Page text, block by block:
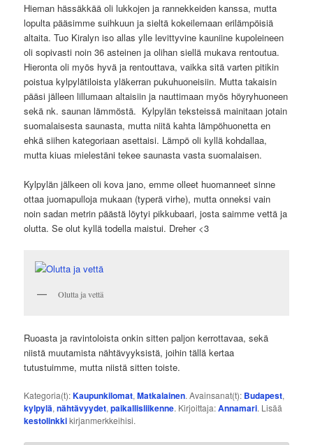
Hieman hässäkkää oli lukkojen ja rannekkeiden kanssa, mutta
lopulta pääsimme suihkuun ja sieltä kokeilemaan erilämpöisiä
altaita. Tuo Kiralyn iso allas ylle levittyvine kauniine kupoleineen
oli sopivasti noin 36 asteinen ja olihan siellä mukava rentoutua.
Hieronta oli myös hyvä ja rentouttava, vaikka sitä varten pitikin
poistua kylpylätiloista yläkerran pukuhuoneisiin. Mutta takaisin
pääsi jälleen lillumaan altaisiin ja nauttimaan myös höyryhuoneen
sekä nk. saunan lämmöstä. Kylpylän teksteissä mainitaan jotain
suomalaisesta saunasta, mutta niitä kahta lämpöhuonetta en
ehkä siihen kategoriaan asettaisi. Lämpö oli kyllä kohdallaa,
mutta kiuas mielestäni tekee saunasta vasta suomalaisen.
Kylpylän jälkeen oli kova jano, emme olleet huomanneet sinne
ottaa juomapulloja mukaan (typerä virhe), mutta onneksi vain
noin sadan metrin päästä löytyi pikkubaari, josta saimme vettä ja
olutta. Se olut kyllä todella maistui. Dreher <3
Olutta ja vettä
Ruoasta ja ravintoloista onkin sitten paljon kerrottavaa, sekä
niistä muutamista nähtävyyksistä, joihin tällä kertaa
tutustuimme, mutta niistä sitten toiste.
Kategoria(t):Kaupunkilomat,Matkalainen. Avainsanat(t): Budapest,
kylpylä,nähtävyydet,paikallisliikenne. Kirjoittaja:Annamari. Lisää
kestolinkkikirjanmerkkeihisi.